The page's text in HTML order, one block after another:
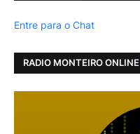
Entre para o Chat
RADIO MONTEIRO ONLINE